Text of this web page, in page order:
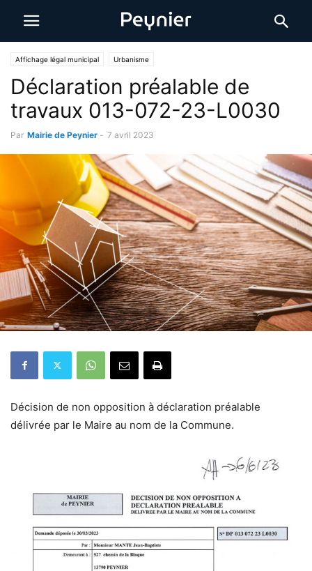
Affichage légal municipal Urbanisme
Déclaration préalable de
travaux 013-072-23-L0030
Par Mairie de Peynier - 7 avril 2023
Décision de non opposition à déclaration préalable
délivrée par le Maire au nom de la Commune.